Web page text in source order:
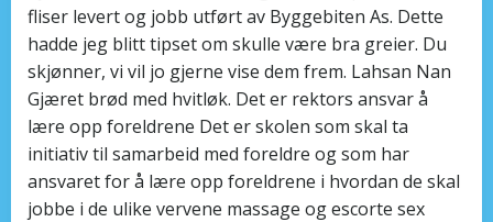
fliser levert og jobb utført av Byggebiten As. Dette
hadde jeg blitt tipset om skulle være bra greier. Du
skjønner, vi vil jo gjerne vise dem frem. Lahsan Nan
Gjæret brød med hvitløk. Det er rektors ansvar å
lære opp foreldrene Det er skolen som skal ta
initiativ til samarbeid med foreldre og som har
ansvaret for å lære opp foreldrene i hvordan de skal
jobbe i de ulike vervene massage og escorte sex